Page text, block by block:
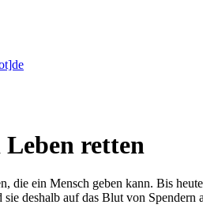
retten
die ein Mensch geben kann. Bis
deshalb auf das Blut von Spendern